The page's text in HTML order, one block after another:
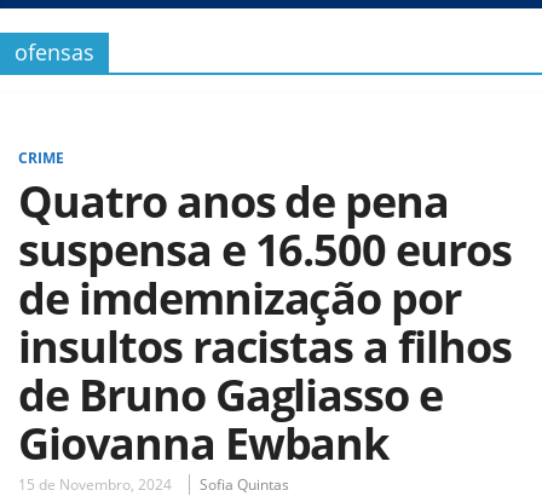
ofensas
CRIME
Quatro anos de pena
suspensa e 16.500 euros
de imdemnização por
insultos racistas a filhos
de Bruno Gagliasso e
Giovanna Ewbank
15 de Novembro, 2024 Sofia Quintas